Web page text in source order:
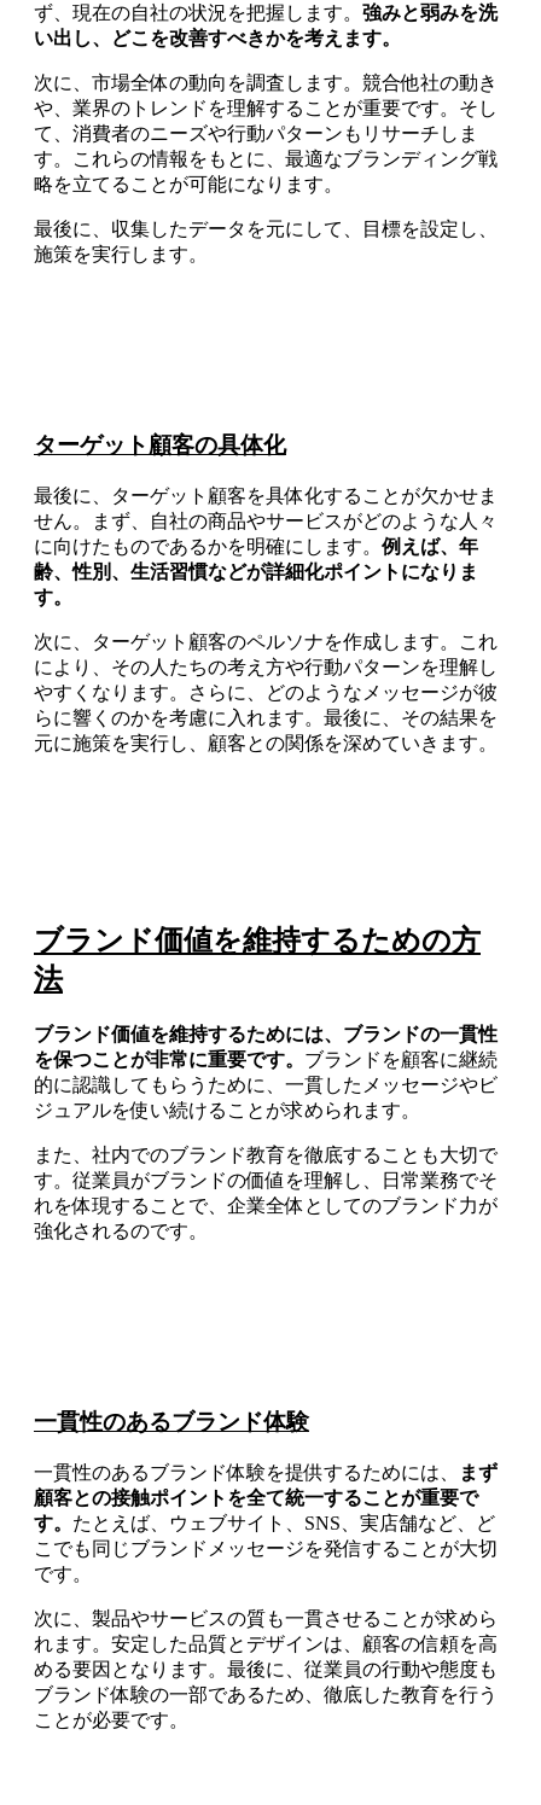
ず、現在の自社の状況を把握します。 強みと弱みを洗
い出し、どこを改善すべきかを考えます。
次に、市場全体の動向を調査します。競合他社の動き
や、業界のトレンドを理解することが重要です。そし
て、消費者のニーズや行動パターンもリサーチしま
す。これらの情報をもとに、最適なブランディング戦
略を立てることが可能になります。
最後に、収集したデータを元にして、目標を設定し、
施策を実行します。
ターゲット顧客の具体化
最後に、ターゲット顧客を具体化することが欠かせま
せん。まず、自社の商品やサービスがどのような人々
に向けたものであるかを明確にします。 例えば、年
齢、性別、生活習慣などが詳細化ポイントになりま
す。
次に、ターゲット顧客のペルソナを作成します。これ
により、その人たちの考え方や行動パターンを理解し
やすくなります。さらに、どのようなメッセージが彼
らに響くのかを考慮に入れます。最後に、その結果を
元に施策を実行し、顧客との関係を深めていきます。
ブランド価値を維持するための方
法
ブランド価値を維持するためには、ブランドの一貫性
を保つことが非常に重要です。 ブランドを顧客に継続
的に認識してもらうために、一貫したメッセージやビ
ジュアルを使い続けることが求められます。
また、社内でのブランド教育を徹底することも大切で
す。従業員がブランドの価値を理解し、日常業務でそ
れを体現することで、企業全体としてのブランド力が
強化されるのです。
一貫性のあるブランド体験
一貫性のあるブランド体験を提供するためには、
まず
顧客との接触ポイントを全て統一することが重要で
す。 たとえば、ウェブサイト、SNS、実店舗など、ど
こでも同じブランドメッセージを発信することが大切
です。
次に、製品やサービスの質も一貫させることが求めら
れます。安定した品質とデザインは、顧客の信頼を高
める要因となります。最後に、従業員の行動や態度も
ブランド体験の一部であるため、徹底した教育を行う
ことが必要です。